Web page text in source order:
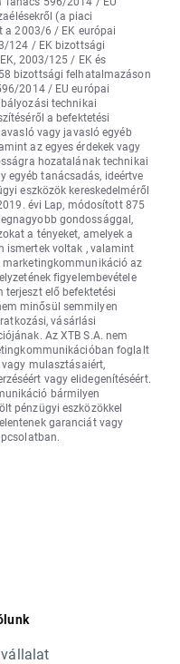
(a piaci
a 2003/6 / EK európai
124 / EK bizottsági
2003/125 / EK és
bizottsági felhatalmazáson
2014 / EU európai
technikai
a befektetési
vagy javasló egyéb
az egyes érdekek vagy
hozatalának technikai
egyéb tanácsadás, ideértve
eszközök kereskedelméről
évi Lap, módosított 875
gondossággal,
a tényeket, amelyek a
ismertek voltak , valamint
marketingkommunikáció az
figyelembevétele
terjeszt elő befektetési
minősül semmilyen
vásárlási
Az XTB S.A. nem
foglalt
mulasztásaiért,
vagy elidegenítéséért.
bármilyen
pénzügyi eszközökkel
garanciát vagy